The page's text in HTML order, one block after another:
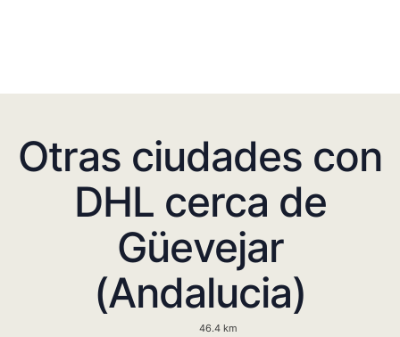
Otras ciudades con
DHL cerca de
Güevejar
(Andalucia)
46.4 km